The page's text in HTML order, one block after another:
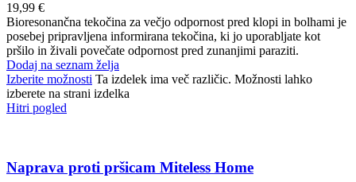
19,99 €
Bioresonančna tekočina za večjo odpornost pred klopi in bolhami je
posebej pripravljena informirana tekočina, ki jo uporabljate kot
pršilo in živali povečate odpornost pred zunanjimi paraziti.
Dodaj na seznam želja
Izberite možnosti Ta izdelek ima več različic. Možnosti lahko
izberete na strani izdelka
Hitri pogled
Naprava proti pršicam Miteless Home